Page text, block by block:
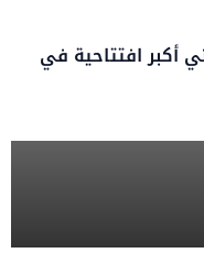
أكبر افتتاحية في